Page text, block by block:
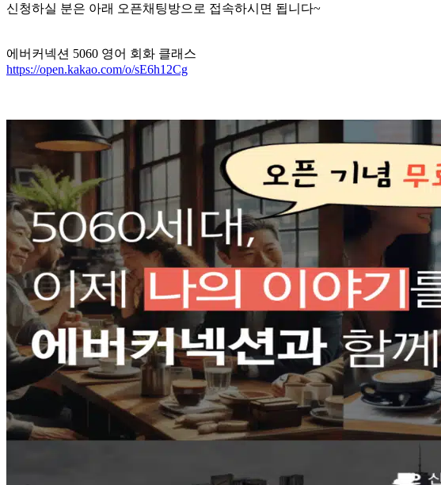
신청하실 분은 아래 오픈채팅방으로 접속하시면 됩니다~
에버커넥션 5060 영어 회화 클래스
https://open.kakao.com/o/sE6h12Cg